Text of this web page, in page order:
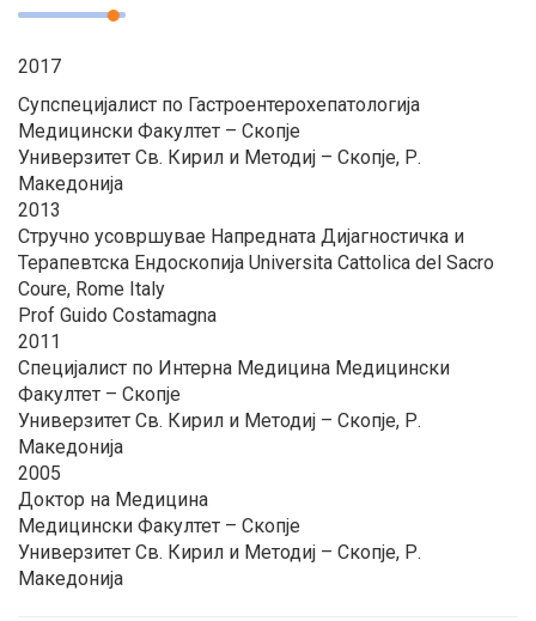
2017
Супспецијалист по Гастроентерохепатологија
Медицински Факултет – Скопје
Универзитет Св. Кирил и Методиј – Скопје, Р.
Македонија
2013
Стручно усовршувае Напредната Дијагностичка и
Терапевтска Ендоскопија Universita Cattolica del Sacro
Coure, Rome Italy
Prof Guido Costamagna
2011
Специјалист по Интерна Медицина Медицински
Факултет – Скопје
Универзитет Св. Кирил и Методиј – Скопје, Р.
Македонија
2005
Доктор на Медицина
Медицински Факултет – Скопје
Универзитет Св. Кирил и Методиј – Скопје, Р.
Македонија